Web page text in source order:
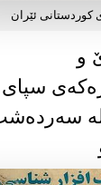
ئێران
و
سپای
لە